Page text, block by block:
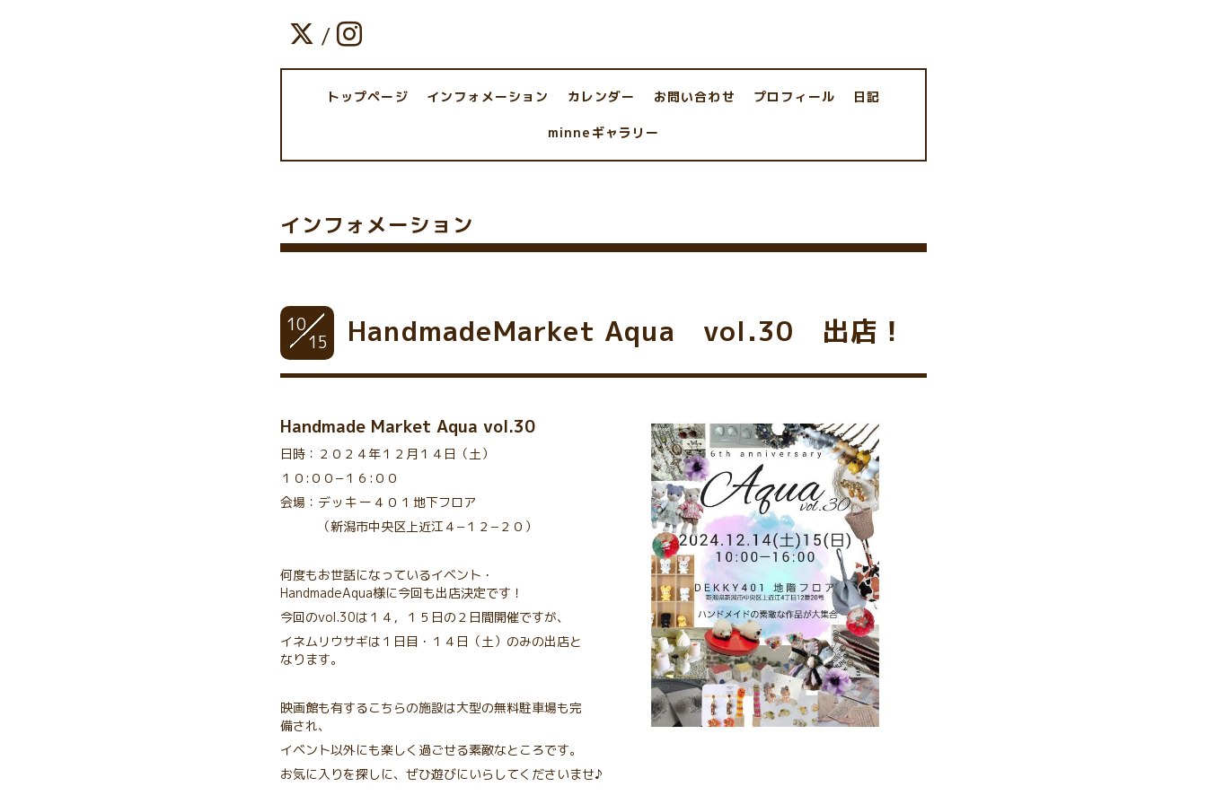
/
トップページ インフォメーション カレンダー お問い合わせ プロフィール 日記
minneギャラリー
インフォメーション
10
15 HandmadeMarket Aqua vol.30 出店！
Handmade Market Aqua vol.30
日時：２０２４年１２月１４日（土）
１０:００−１６:００
会場： デッキー４０１地下フロア
（新潟市中央区上近江４−１２−２０）
何度もお世話になっているイベント・
HandmadeAqua様に今回も出店決定です！
今回のvol.30は１４，１５日の２日間開催ですが、
イネムリウサギは１日目・１４日（土）のみの出店と
なります。
映画館も有するこちらの施設は大型の無料駐車場も完
備され、
イベント以外にも楽しく過ごせる素敵なところです。
お気に入りを探しに、ぜひ遊びにいらしてくださいませ♪